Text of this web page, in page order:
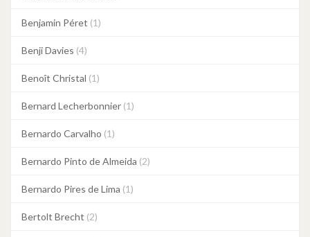
Benjamin Péret (1)
Benji Davies (4)
Benoît Christal (1)
Bernard Lecherbonnier (1)
Bernardo Carvalho (1)
Bernardo Pinto de Almeida (2)
Bernardo Pires de Lima (1)
Bertolt Brecht (2)